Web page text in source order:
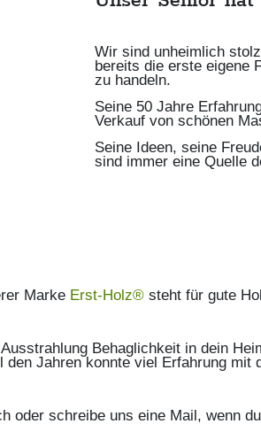
Wir sind unheimlich
bereits die erste eigene
zu handeln.
Seine 50 Jahre
Verkauf von schönen
Seine Ideen, seine
sind immer eine Quelle
Marke Erst-Holz® steht für gute
Behaglichkeit in dein
Jahren konnte viel Erfahrung
oder schreibe uns eine Mail, wenn